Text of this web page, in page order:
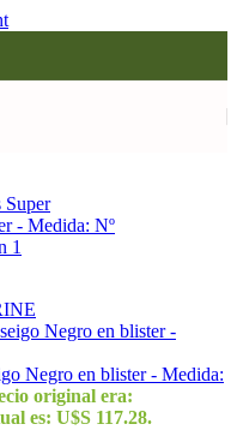
Negro en blister - Medida:
original era:
es: U$S 117.28.